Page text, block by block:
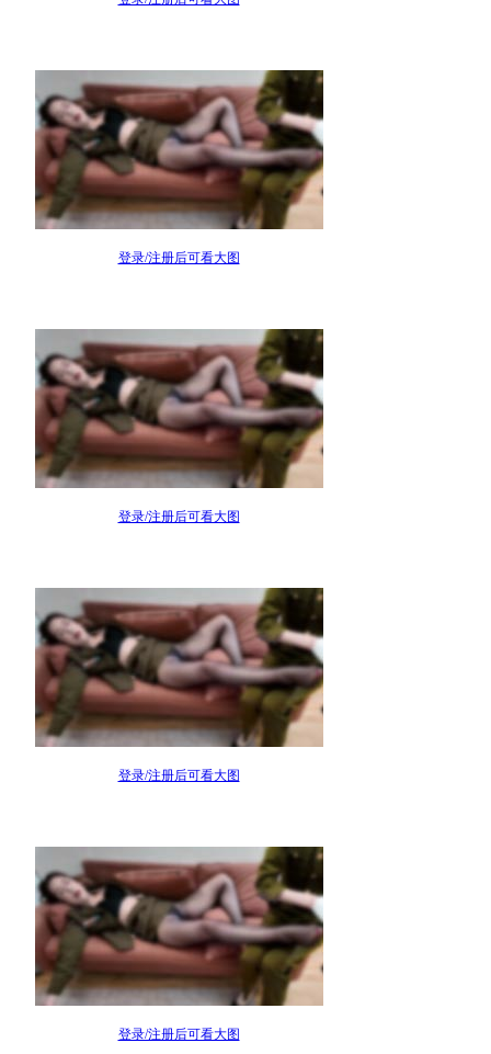
登录/注册后可看大图
登录/注册后可看大图
登录/注册后可看大图
登录/注册后可看大图